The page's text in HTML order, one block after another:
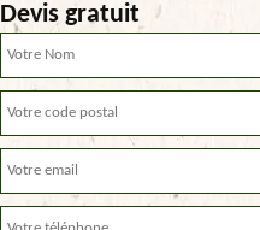
Devis gratuit